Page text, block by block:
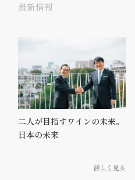
最新情報
二人が目指すワインの未来。
日本の未来
詳しく見る